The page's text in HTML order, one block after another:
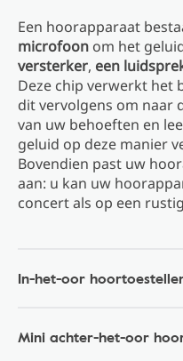
Een hoorapparaat
microfoon om het
versterker, een
Deze chip verwerkt het
dit vervolgens om naar
van uw behoeften en
geluid op deze manier
Bovendien past uw
aan: u kan uw
concert als op een
In-het-oor
Mini achter-het-oor